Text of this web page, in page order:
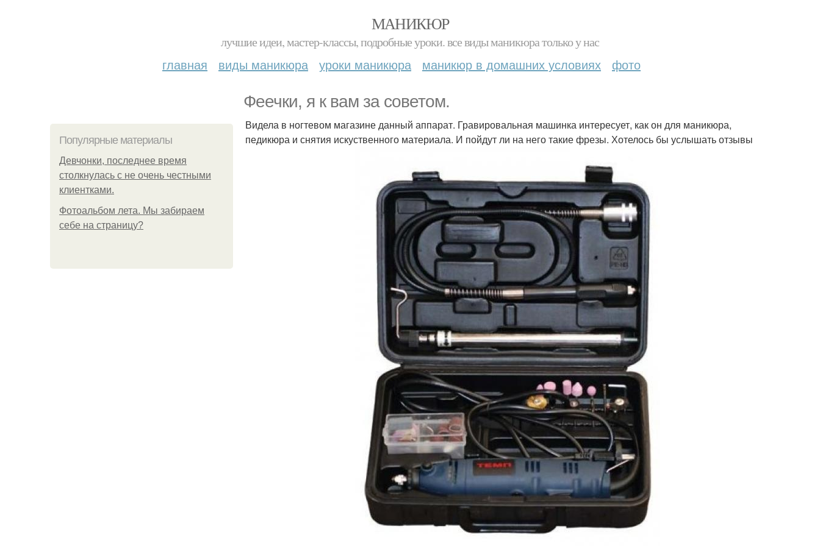
МАНИКЮР
лучшие идеи, мастер-классы, подробные уроки. все виды маникюра только у нас
главная виды маникюра уроки маникюра маникюр в домашних условиях фото
Феечки, я к вам за советом.
Популярные материалы
Девчонки, последнее время
столкнулась с не очень честными
клиентками.
Фотоальбом лета. Мы забираем
себе на страницу?
Видела в ногтевом магазине данный аппарат. Гравировальная машинка интересует, как он для маникюра,
педикюра и снятия искуственного материала. И пойдут ли на него такие фрезы. Хотелось бы услышать отзывы